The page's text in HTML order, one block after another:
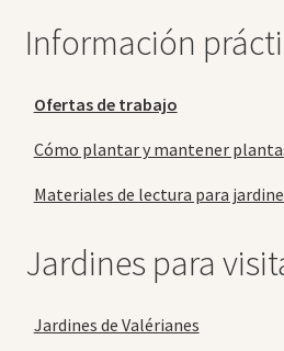
Información
Ofertas de trabajo
Cómo plantar y mantener
Materiales de lectura para
Jardines para
Jardines de Valérianes